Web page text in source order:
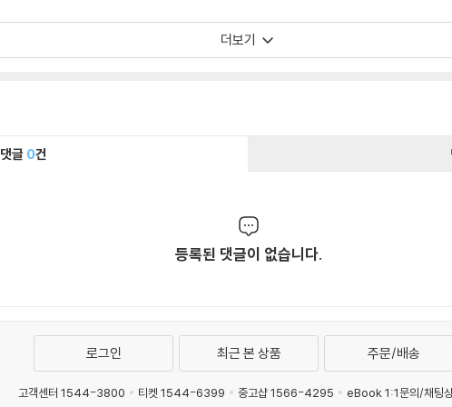
더보기
댓글 0건
등록된 댓글이 없습니다.
로그인 최근 본 상품 주문/배송
고객센터 1544-3800 티켓 1544-6399 중고샵 1566-4295 eBook 1:1문의/채팅